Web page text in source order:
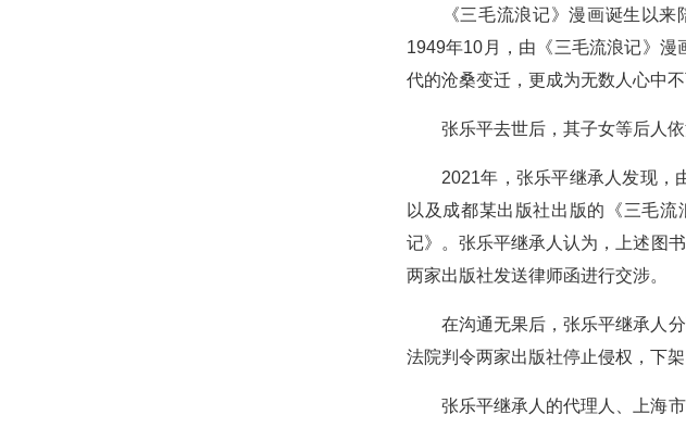
《三毛流浪记》漫画诞生以来陪
1949年10月，由《三毛流浪记》
代的沧桑变迁，更成为无数人心中不
张乐平去世后，其子女等后人依
2021年，张乐平继承人发现，由
以及成都某出版社出版的《三毛
记》。张乐平继承人认为，上述图
两家出版社发送律师函进行交涉。
在沟通无果后，张乐平继承人分
法院判令两家出版社停止侵权，下
张乐平继承人的代理人、上海市